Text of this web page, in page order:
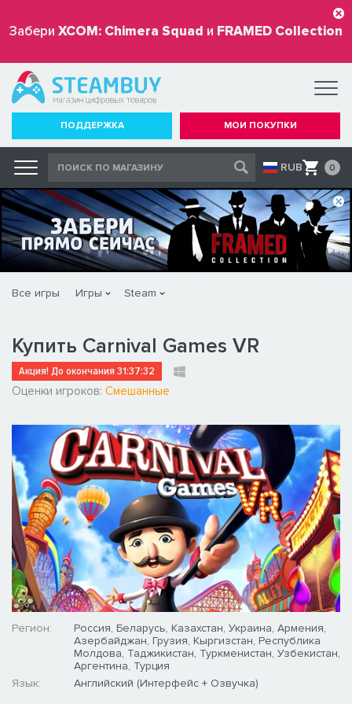
Забери XCOM: Chimera Squad и FRAMED Collection
бесплатно
ПОДДЕРЖКА МОИ ПОКУПКИ
RUB 0
Все игры Игры Steam
Купить Carnival Games VR
Акция! До окончания31:37:31
Оценки игроков: Смешанные
Регион:
Россия, Беларусь, Казахстан, Украина, Армения,
Азербайджан, Грузия, Кыргизстан, Республика
Молдова, Таджикистан, Туркменистан, Узбекистан,
Аргентина, Турция
Язык:
Английский (Интерфейс + Озвучка)